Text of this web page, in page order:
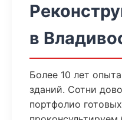
в
Более 10 лет
зданий. Сотни
портфолио